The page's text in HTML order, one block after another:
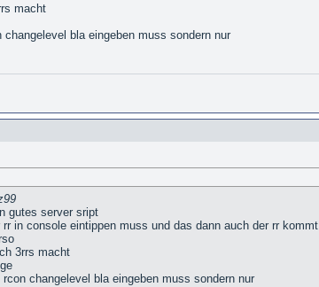
macht
bla eingeben muss sondern nur
gutes server sript
in console eintippen muss und das dann auch der rr kommt
3rrs macht
changelevel bla eingeben muss sondern nur